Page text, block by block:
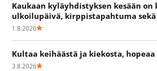
Kaukaan kyläyhdistyksen kesään
ulkoilupäivä, kirppistapahtuma
1.8.2026
Kultaa keihäästä ja kiekosta,
3.8.2026